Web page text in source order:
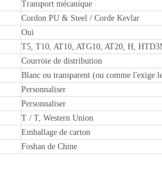
Transport mécanique
Cordon PU & Steel / Corde Kevlar
Oui
T5, T10, AT10, ATG10, AT20, H,
Courroie de distribution
Blanc ou transparent (ou comme l'exige
Personnaliser
Personnaliser
T / T, Western Union
Emballage de carton
Foshan de Chine